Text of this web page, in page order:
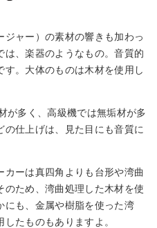
ジャー）の素材の響きも加わっ
は、楽器のようなもの。音質的
。大体のものは木材を使用し
が多く、高級機では無垢材が多
仕上げは、見た目にも音質に
ーは真四角よりも台形や湾曲
のため、湾曲処理した木材を使
にも、金属や樹脂を使った湾
たものもありますよ。